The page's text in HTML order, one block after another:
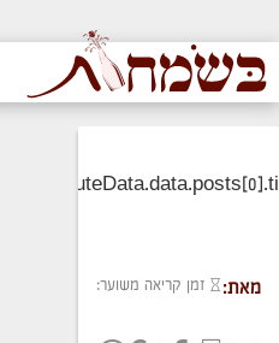
מאת: זמן קריאה משוער: